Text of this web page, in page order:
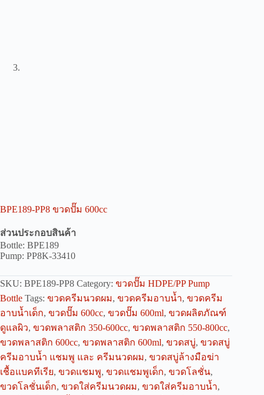
BPE189-PP8 ขวดปั๊ม 600cc
ส่วนประกอบสินค้า
Bottle: BPE189
Pump: PP8K-33410
SKU: BPE189-PP8 Category: ขวดปั๊ม HDPE/PP Pump
Bottle Tags: ขวดครีมนวดผม, ขวดครีมอาบน้ำ, ขวดครีม
อาบน้ำเด็ก, ขวดปั๊ม 600cc, ขวดปั๊ม 600ml, ขวดผลิตภัณฑ์
ดูแลผิว, ขวดพลาสติก 350-600cc, ขวดพลาสติก 550-800cc,
ขวดพลาสติก 600cc, ขวดพลาสติก 600ml, ขวดสบู่, ขวดสบู่
ครีมอาบน้ำ แชมพู และ ครีมนวดผม, ขวดสบู่ล้างมือฆ่า
เชื้อแบคทีเรีย, ขวดแชมพู, ขวดแชมพูเด็ก, ขวดโลชั่น,
ขวดโลชั่นเด็ก, ขวดใส่ครีมนวดผม, ขวดใส่ครีมอาบน้ำ,